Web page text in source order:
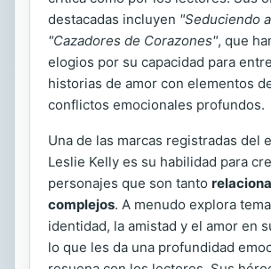
destacadas incluyen "Seduciendo
"Cazadores de Corazones", que
elogios por su capacidad para
historias de amor con elementos
conflictos emocionales profundos.
Una de las marcas registradas del
Leslie Kelly es su habilidad para
personajes que son tanto
complejos. A menudo explora
identidad, la amistad y el amor en
lo que les da una profundidad